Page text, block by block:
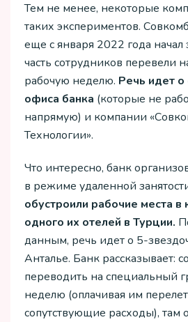
Тем не менее, некоторые
таких экспериментов.
еще с января 2022 года начал
часть сотрудников перевели
рабочую неделю. Речь идет о
офиса банка (которые не
напрямую) и компании
Технологии».
Что интересно, банк
в режиме удаленной
обустроили рабочие места в
одного их отелей в Турции.
данным, речь идет о 5-
Анталье. Банк рассказывает:
переводить на специальный
неделю (оплачивая им
сопутствующие расходы), там